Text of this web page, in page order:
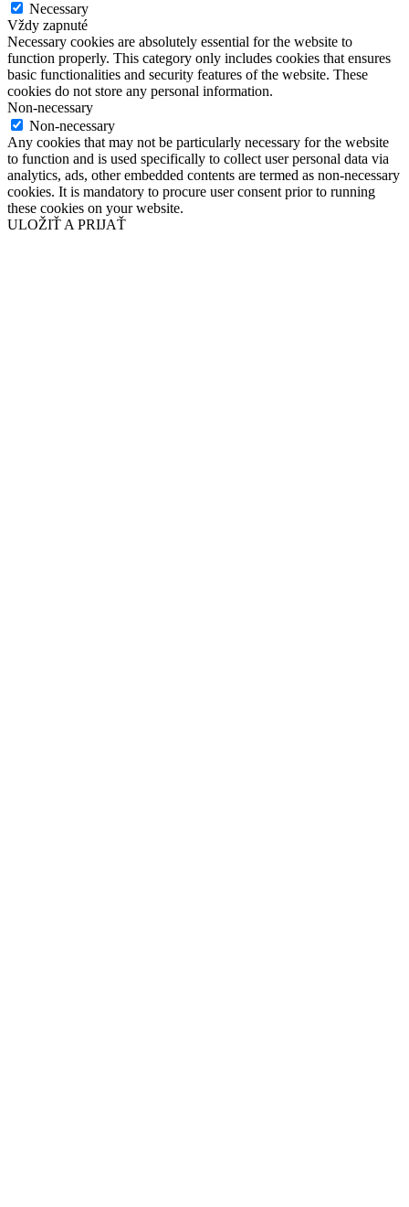
Necessary
Vždy zapnuté
Necessary cookies are absolutely essential for the website to
function properly. This category only includes cookies that ensures
basic functionalities and security features of the website. These
cookies do not store any personal information.
Non-necessary
Non-necessary
Any cookies that may not be particularly necessary for the website
to function and is used specifically to collect user personal data via
analytics, ads, other embedded contents are termed as non-necessary
cookies. It is mandatory to procure user consent prior to running
these cookies on your website.
ULOŽIŤ A PRIJAŤ